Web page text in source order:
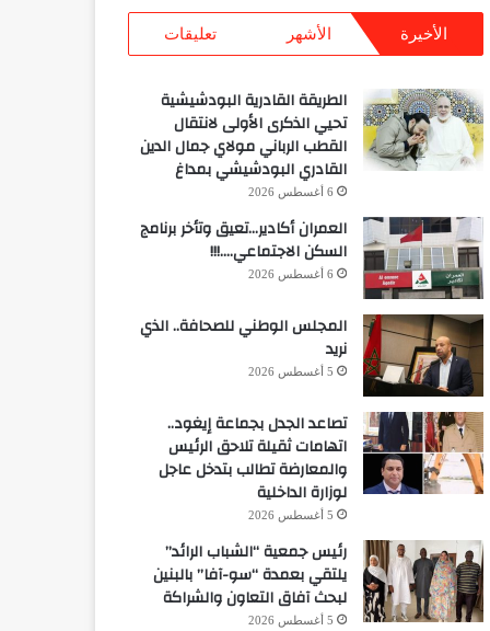
الأخيرة الأشهر تعليقات
الطريقة القادرية البودشيشية
تحيي الذكرى الأولى لانتقال
القطب الرباني مولاي جمال الدين
القادري البودشيشي بمداغ
6 أغسطس 2026
العمران أكادير…تعيق وتأخر برنامج
السكن الاجتماعي….!!!
6 أغسطس 2026
المجلس الوطني للصحافة.. الذي
نريد
5 أغسطس 2026
تصاعد الجدل بجماعة إيغود..
اتهامات ثقيلة تلاحق الرئيس
والمعارضة تطالب بتدخل عاجل
لوزارة الداخلية
5 أغسطس 2026
رئيس جمعية “الشباب الرائد”
يلتقي بعمدة “سو-آفا” بالبنين
لبحث آفاق التعاون والشراكة
5 أغسطس 2026